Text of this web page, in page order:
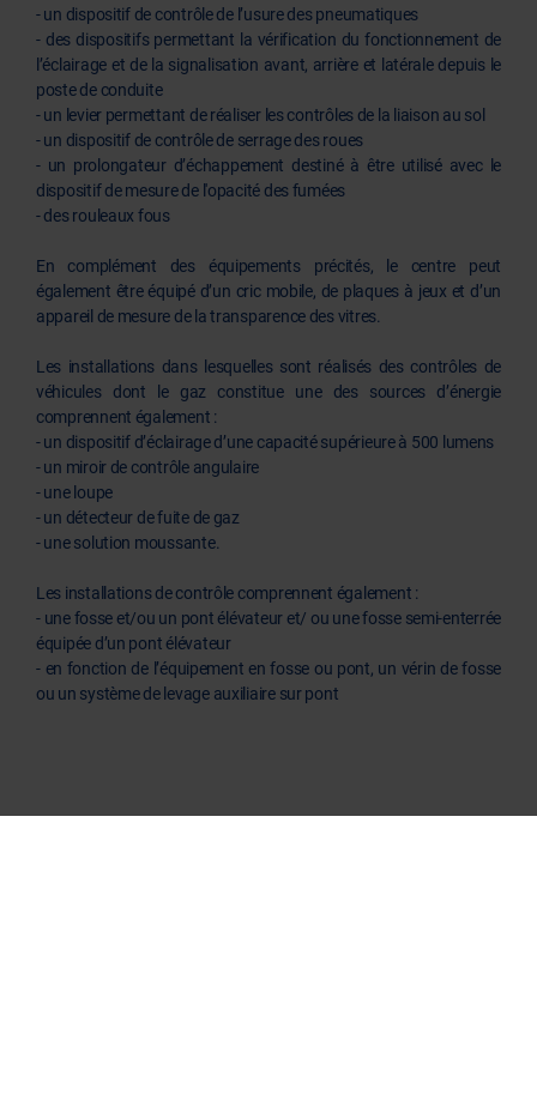
- un dispositif de contrôle de l’usure des pneumatiques
- des dispositifs permettant la vérification du fonctionnement de
l’éclairage et de la signalisation avant, arrière et latérale depuis le
poste de conduite
- un levier permettant de réaliser les contrôles de la liaison au sol
- un dispositif de contrôle de serrage des roues
- un prolongateur d’échappement destiné à être utilisé avec le
dispositif de mesure de l'opacité des fumées
- des rouleaux fous
En complément des équipements précités, le centre peut
également être équipé d’un cric mobile, de plaques à jeux et d’un
appareil de mesure de la transparence des vitres.
Les installations dans lesquelles sont réalisés des contrôles de
véhicules dont le gaz constitue une des sources d’énergie
comprennent également :
- un dispositif d’éclairage d’une capacité supérieure à 500 lumens
- un miroir de contrôle angulaire
- une loupe
- un détecteur de fuite de gaz
- une solution moussante.
Les installations de contrôle comprennent également :
- une fosse et/ou un pont élévateur et/ ou une fosse semi-enterrée
équipée d’un pont élévateur
- en fonction de l’équipement en fosse ou pont, un vérin de fosse
ou un système de levage auxiliaire sur pont